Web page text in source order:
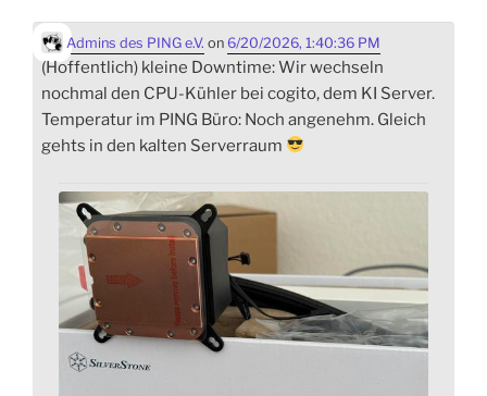
Admins des PING e.V. on 6/20/2026, 1:40:36 PM
(Hoffentlich) kleine Downtime: Wir wechseln
nochmal den CPU-Kühler bei cogito, dem KI Server.
Temperatur im PING Büro: Noch angenehm. Gleich
gehts in den kalten Serverraum